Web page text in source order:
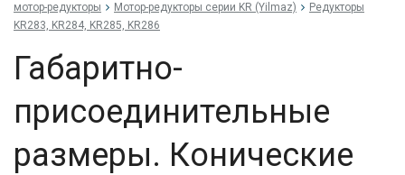
мотор-редукторы
Мотор-редукторы серии KR (Yilmaz)
Редукторы
KR283, KR284, KR285, KR286
Габаритно-
присоединительные
размеры. Конические